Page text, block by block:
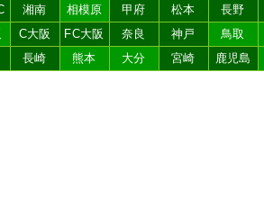
湘南 相模原 甲府 松本 長野
C大阪 FC大阪 奈良 神戸 鳥取
長崎 熊本 大分 宮崎 鹿児島